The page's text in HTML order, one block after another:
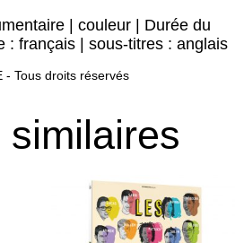
| couleur | Durée du
: français | sous-titres : anglais
- Tous droits réservés